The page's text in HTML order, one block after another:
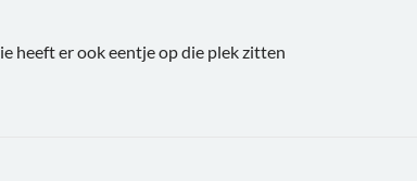
heeft er ook eentje op die plek zitten